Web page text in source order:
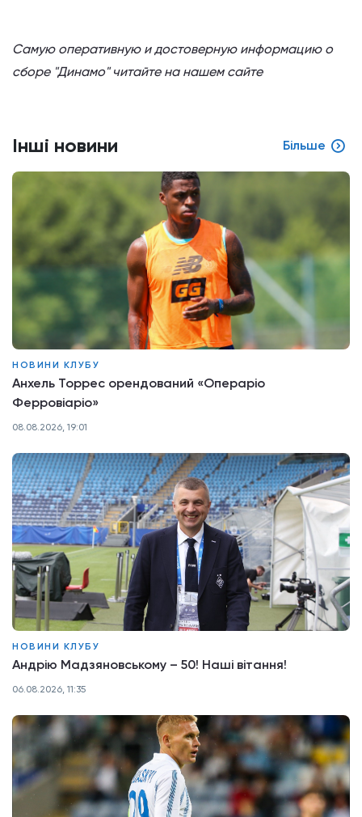
Самую оперативную и достоверную информацию о
сборе "Динамо" читайте на нашем сайте
Інші новини Більше
НОВИНИ КЛУБУ
Анхель Торрес орендований «Операріо
Ферровіаріо»
08.08.2026, 19:01
НОВИНИ КЛУБУ
Андрію Мадзяновському – 50! Наші вітання!
06.08.2026, 11:35